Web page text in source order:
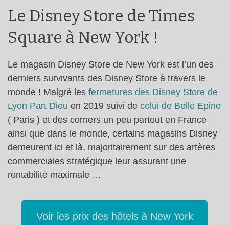
Le Disney Store de Times
Square à New York !
Le magasin Disney Store de New York est l’un des
derniers survivants des Disney Store à travers le
monde ! Malgré les fermetures des Disney Store de
Lyon Part Dieu en 2019 suivi de celui de Belle Epine
( Paris ) et des corners un peu partout en France
ainsi que dans le monde, certains magasins Disney
demeurent ici et là, majoritairement sur des artères
commerciales stratégique leur assurant une
rentabilité maximale …
Voir les prix des hôtels à New York